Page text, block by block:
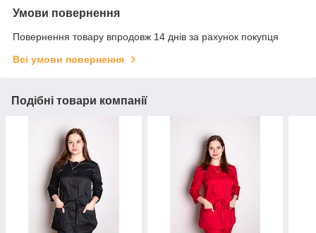
Умови повернення
Повернення товару впродовж 14 днів за рахунок покупця
Всі умови повернення
Подібні товари компанії